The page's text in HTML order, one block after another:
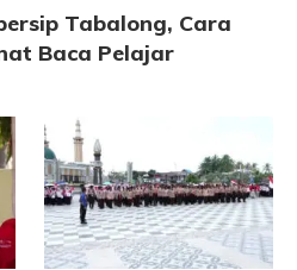
Tabalong, Cara
Baca Pelajar